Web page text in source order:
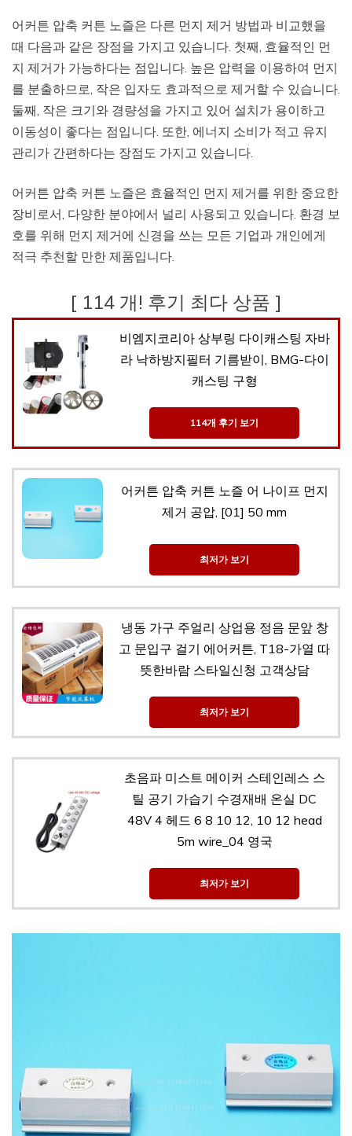
어커튼 압축 커튼 노즐은 다른 먼지 제거 방법과 비교했을
때 다음과 같은 장점을 가지고 있습니다. 첫째, 효율적인 먼
지 제거가 가능하다는 점입니다. 높은 압력을 이용하여 먼지
를 분출하므로, 작은 입자도 효과적으로 제거할 수 있습니다.
둘째, 작은 크기와 경량성을 가지고 있어 설치가 용이하고
이동성이 좋다는 점입니다. 또한, 에너지 소비가 적고 유지
관리가 간편하다는 장점도 가지고 있습니다.
어커튼 압축 커튼 노즐은 효율적인 먼지 제거를 위한 중요한
장비로서, 다양한 분야에서 널리 사용되고 있습니다. 환경 보
호를 위해 먼지 제거에 신경을 쓰는 모든 기업과 개인에게
적극 추천할 만한 제품입니다.
[ 114 개! 후기 최다 상품 ]
비엠지코리아 상부링 다이캐스팅 자바
라 낙하방지필터 기름받이, BMG-다이
캐스팅 구형
114개 후기 보기
어커튼 압축 커튼 노즐 어 나이프 먼지
제거 공압, [01] 50 mm
최저가 보기
냉동 가구 주얼리 상업용 정음 문앞 창
고 문입구 걸기 에어커튼, T18-가열 따
뜻한바람 스타일신청 고객상담
최저가 보기
초음파 미스트 메이커 스테인레스 스
틸 공기 가습기 수경재배 온실 DC
48V 4 헤드 6 8 10 12, 10 12 head
5m wire_04 영국
최저가 보기